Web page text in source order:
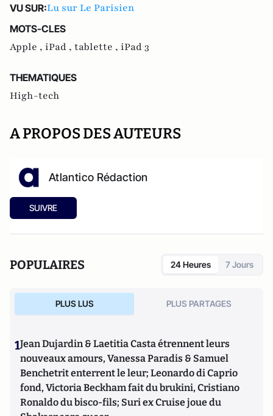
VU SUR:Lu sur Le Parisien
MOTS-CLES
Apple , iPad , tablette , iPad 3
THEMATIQUES
High-tech
A PROPOS DES AUTEURS
Atlantico Rédaction
SUIVRE
POPULAIRES 24 Heures 7 Jours
PLUS LUS PLUS PARTAGES
1Jean Dujardin & Laetitia Casta étrennent leurs
nouveaux amours, Vanessa Paradis & Samuel
Benchetrit enterrent le leur; Leonardo di Caprio
fond, Victoria Beckham fait du brukini, Cristiano
Ronaldo du bisco-fils; Suri ex Cruise joue du